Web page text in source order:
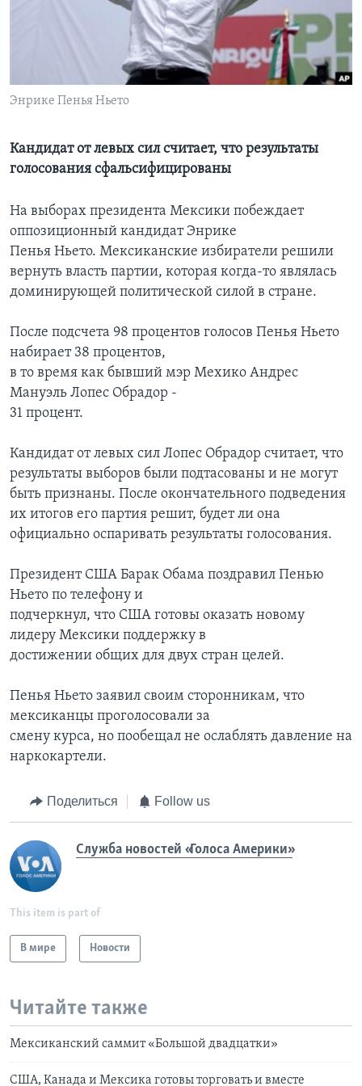
Языки
Энрике Пенья Ньето
Кандидат от левых сил считает, что результаты
голосования сфальсифицированы
На выборах президента Мексики побеждает
оппозиционный кандидат Энрике
Пенья Ньето. Мексиканские избиратели решили
вернуть власть партии, которая когда-то являлась
доминирующей политической силой в стране.
После подсчета 98 процентов голосов Пенья Ньето
набирает 38 процентов,
в то время как бывший мэр Мехико Андрес
Мануэль Лопес Обрадор -
31 процент.
Кандидат от левых сил Лопес Обрадор считает, что
результаты выборов были подтасованы и не могут
быть признаны. После окончательного подведения
их итогов его партия решит, будет ли она
официально оспаривать результаты голосования.
Президент США Барак Обама поздравил Пенью
Ньето по телефону и
подчеркнул, что США готовы оказать новому
лидеру Мексики поддержку в
достижении общих для двух стран целей.
Пенья Ньето заявил своим сторонникам, что
мексиканцы проголосовали за
смену курса, но пообещал не ослаблять давление на
наркокартели.
Поделиться Follow us
Служба новостей «Голоса Америки»
This item is part of
В мире Новости
Читайте также
Мексиканский саммит «Большой двадцатки»
США, Канада и Мексика готовы торговать и вместе